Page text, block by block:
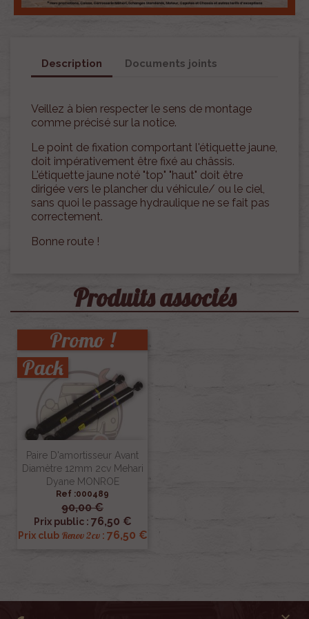
Description Documents joints
Veillez à bien respecter le sens de montage
comme précisé sur la notice.
Le point de fixation comportant l'étiquette jaune,
doit impérativement être fixé au châssis.
L'étiquette jaune noté "top" "haut" doit être
dirigée vers le plancher du véhicule/ ou le ciel,
sans quoi le passage hydraulique ne se fait pas
correctement.
Bonne route !
Produits associés
Paire D'amortisseur Avant
Diamètre 12mm 2cv Mehari
Dyane MONROE
Ref :000489
90,00 €
Prix public : 76,50 €
Prix club Renov 2cv: 76,50 €
Promo !
Pack